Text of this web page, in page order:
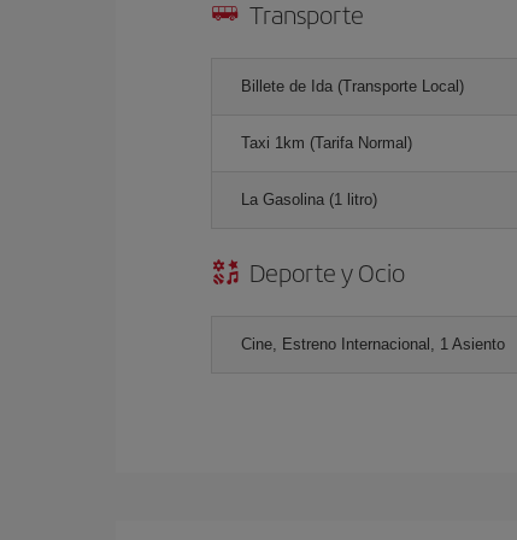
Transporte
Billete de Ida (Transporte Local)
Taxi 1km (Tarifa Normal)
La Gasolina (1 litro)
Deporte y Ocio
Cine, Estreno Internacional, 1 Asiento